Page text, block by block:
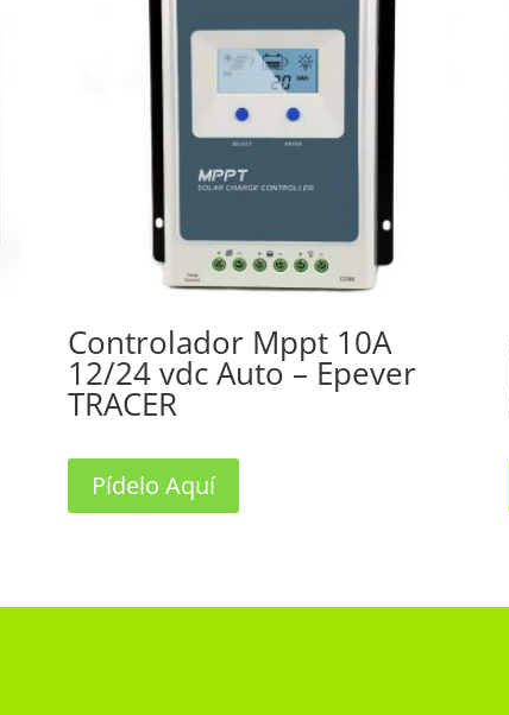
Controlador Mppt 10A
12/24 vdc Auto – Epever
TRACER
Pídelo Aquí